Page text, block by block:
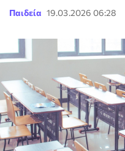
Παιδεία 19.03.2026 06:28